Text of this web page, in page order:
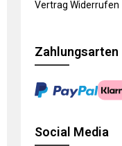
Vertrag Widerrufen
Zahlungsarten
Social Media